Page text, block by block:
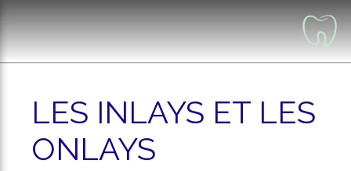
LES INLAYS ET LES
ONLAYS